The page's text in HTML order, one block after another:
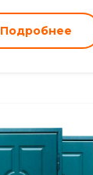
Подробнее